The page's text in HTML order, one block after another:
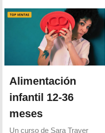
Alimentación
infantil 12-36
meses
Un curso de Sara Traver